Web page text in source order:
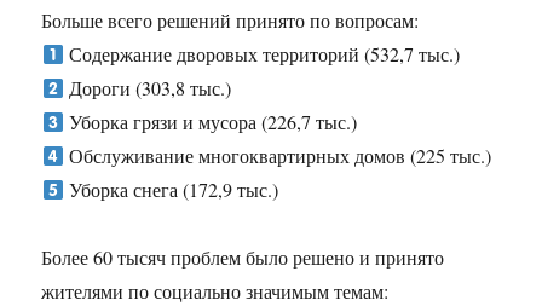
Больше всего решений принято по вопросам:
Содержание дворовых территорий (532,7 тыс.)
Дороги (303,8 тыс.)
Уборка грязи и мусора (226,7 тыс.)
Обслуживание многоквартирных домов (225 тыс.)
Уборка снега (172,9 тыс.)
Более 60 тысяч проблем было решено и принято
жителями по социально значимым темам: